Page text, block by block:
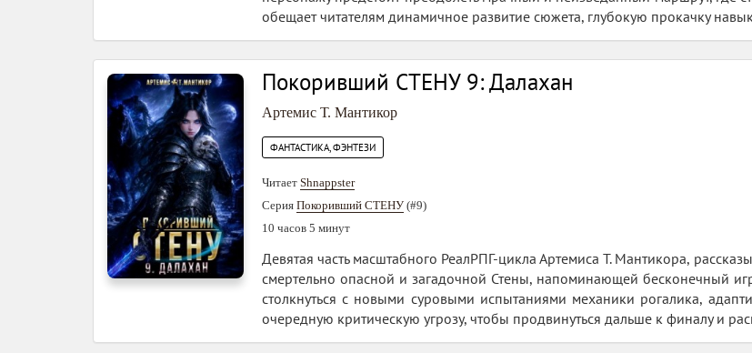
обещает читателям динамичное развитие сюжета, глубокую прокачку
Покоривший СТЕНУ 9: Далахан
Артемис Т. Мантикор
ФАНТАСТИКА, ФЭНТЕЗИ
Читает Shnappster
Серия Покоривший СТЕНУ (#9)
10 часов 5 минут
Девятая часть масштабного РеалРПГ-цикла Артемиса Т. Мантикора,
смертельно опасной и загадочной Стены, напоминающей бесконечный
столкнуться с новыми суровыми испытаниями механики рогалика,
очередную критическую угрозу, чтобы продвинуться дальше к финалу и